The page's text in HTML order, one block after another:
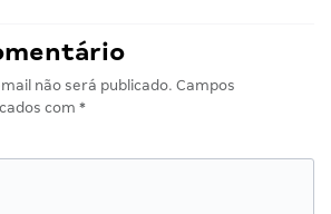
não será publicado. Campos
com *